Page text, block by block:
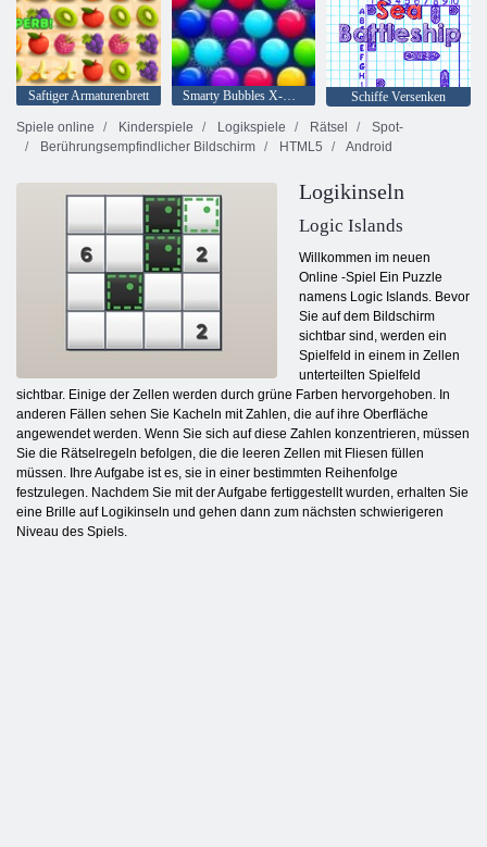
Saftiger Armaturenbrett Smarty Bubbles X-Mas
Schiffe Versenken
Spiele online
Kinderspiele Logikspiele Rätsel
Spot-
Berührungsempfindlicher Bildschirm
HTML5 Android
Logikinseln
Logic Islands
Willkommen im neuen
Online -Spiel Ein Puzzle
namens Logic Islands. Bevor
Sie auf dem Bildschirm
sichtbar sind, werden ein
Spielfeld in einem in Zellen
unterteilten Spielfeld
sichtbar. Einige der Zellen werden durch grüne Farben hervorgehoben. In
anderen Fällen sehen Sie Kacheln mit Zahlen, die auf ihre Oberfläche
angewendet werden. Wenn Sie sich auf diese Zahlen konzentrieren, müssen
Sie die Rätselregeln befolgen, die die leeren Zellen mit Fliesen füllen
müssen. Ihre Aufgabe ist es, sie in einer bestimmten Reihenfolge
festzulegen. Nachdem Sie mit der Aufgabe fertiggestellt wurden, erhalten Sie
eine Brille auf Logikinseln und gehen dann zum nächsten schwierigeren
Niveau des Spiels.